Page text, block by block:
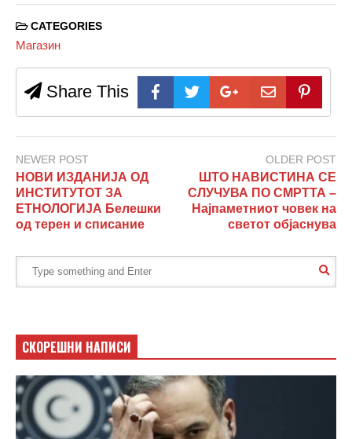
CATEGORIES
Магазин
Share This
NEWER POST
НОВИ ИЗДАНИЈА ОД
ИНСТИТУТОТ ЗА
ЕТНОЛОГИЈА Белешки
од терен и списание
OLDER POST
ШТО НАВИСТИНА СЕ
СЛУЧУВА ПО СМРТТА –
Најпаметниот човек на
светот објаснува
СКОРЕШНИ НАПИСИ